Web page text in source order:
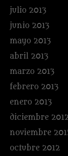
julio 2013
junio 2013
mayo 2013
abril 2013
marzo 2013
febrero 2013
enero 2013
diciembre
noviembre
octubre 2012